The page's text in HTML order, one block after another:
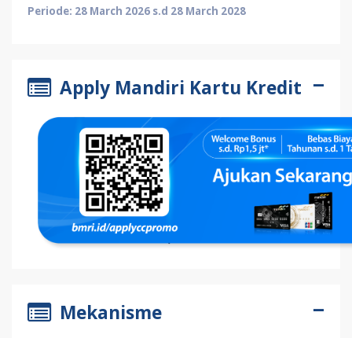
Periode: 28 March 2026 s.d 28 March 2028
Apply Mandiri Kartu Kredit
Mekanisme